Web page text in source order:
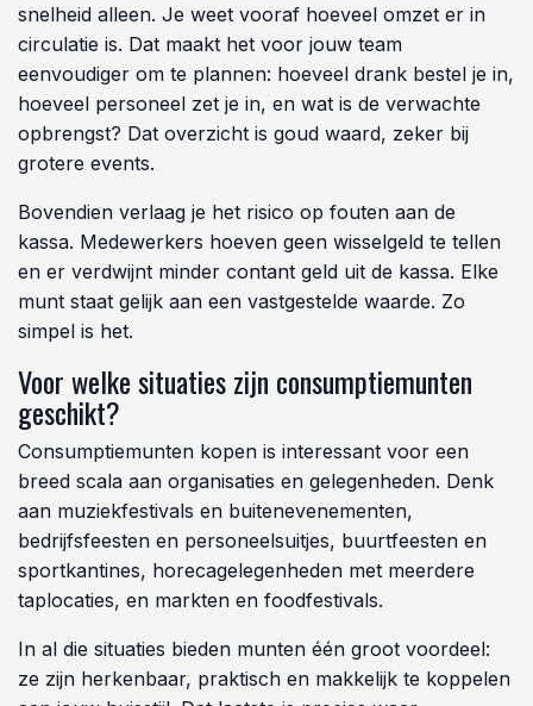
snelheid alleen. Je weet vooraf hoeveel omzet er in
circulatie is. Dat maakt het voor jouw team
eenvoudiger om te plannen: hoeveel drank bestel je in,
hoeveel personeel zet je in, en wat is de verwachte
opbrengst? Dat overzicht is goud waard, zeker bij
grotere events.
Bovendien verlaag je het risico op fouten aan de
kassa. Medewerkers hoeven geen wisselgeld te tellen
en er verdwijnt minder contant geld uit de kassa. Elke
munt staat gelijk aan een vastgestelde waarde. Zo
simpel is het.
Voor welke situaties zijn consumptiemunten
geschikt?
Consumptiemunten kopen is interessant voor een
breed scala aan organisaties en gelegenheden. Denk
aan muziekfestivals en buitenevenementen,
bedrijfsfeesten en personeelsuitjes, buurtfeesten en
sportkantines, horecagelegenheden met meerdere
taplocaties, en markten en foodfestivals.
In al die situaties bieden munten één groot voordeel:
ze zijn herkenbaar, praktisch en makkelijk te koppelen